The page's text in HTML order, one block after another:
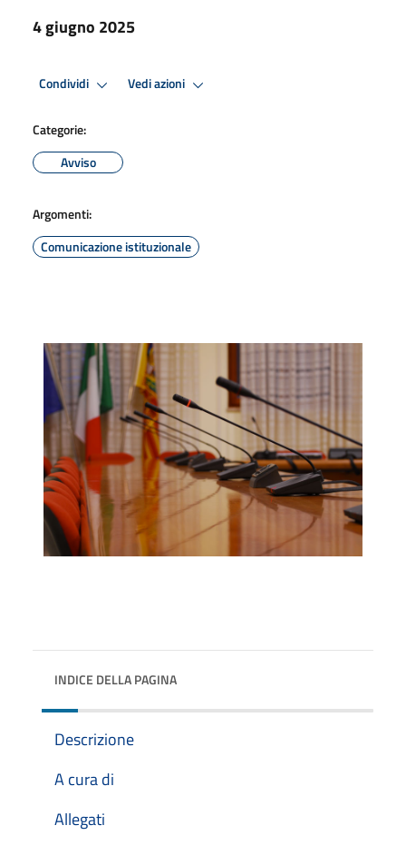
4 giugno 2025
Condividi Vedi azioni
Categorie:
Avviso
Argomenti:
Comunicazione istituzionale
INDICE DELLA PAGINA
Descrizione
A cura di
Allegati